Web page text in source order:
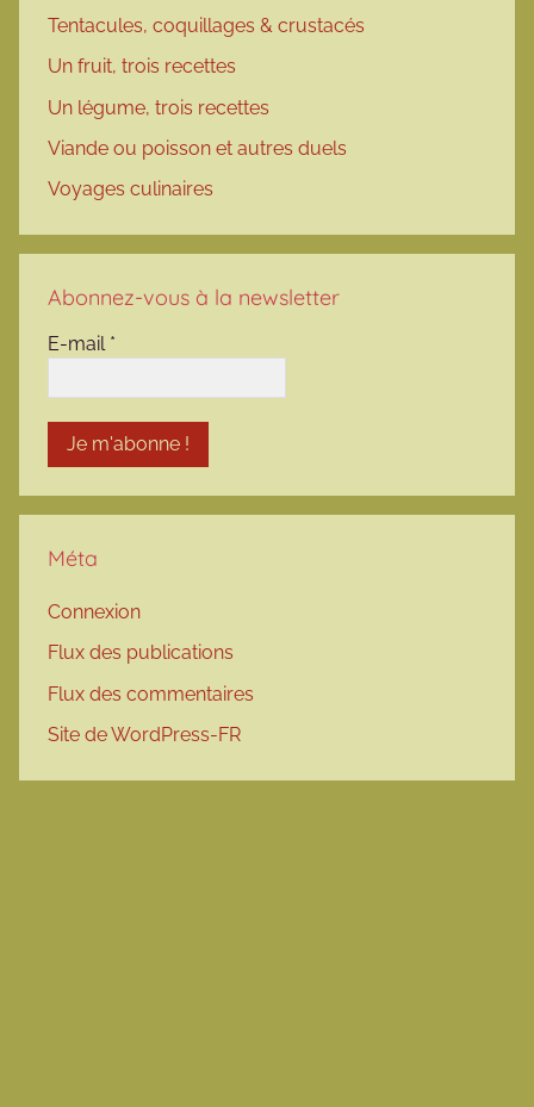
Tentacules, coquillages & crustacés
Un fruit, trois recettes
Un légume, trois recettes
Viande ou poisson et autres duels
Voyages culinaires
Abonnez-vous à la newsletter
E-mail *
Méta
Connexion
Flux des publications
Flux des commentaires
Site de WordPress-FR